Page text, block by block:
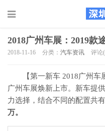
2018广州车展：2019款
2018-11-16 分类： 汽车资讯 评论
【第一新车 2018广州
广州车展焕新上市。新车提
力选择，结合不同的配置共
万。